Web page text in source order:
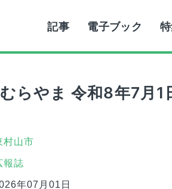
記事 電子ブック
らやま 令和8年7月1
村山市
報誌
年07月01日